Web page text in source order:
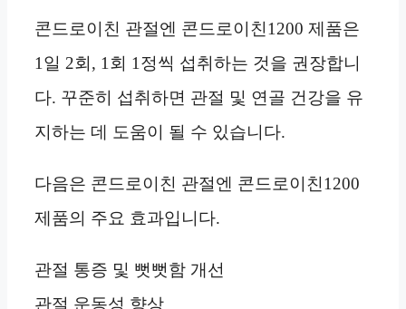
콘드로이친 관절엔 콘드로이친1200 제품은
1일 2회, 1회 1정씩 섭취하는 것을 권장합니
다. 꾸준히 섭취하면 관절 및 연골 건강을 유
지하는 데 도움이 될 수 있습니다.
다음은 콘드로이친 관절엔 콘드로이친1200
제품의 주요 효과입니다.
관절 통증 및 뻣뻣함 개선
관절 운동성 향상